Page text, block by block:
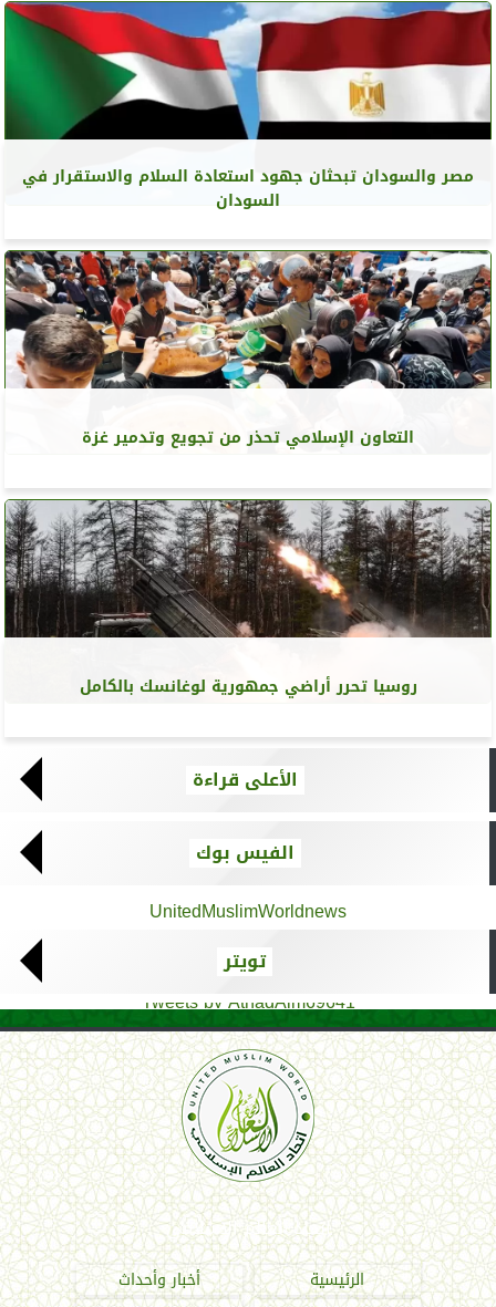
مصر والسودان تبحثان جهود استعادة السلام والاستقرار في
السودان
التعاون الإسلامي تحذر من تجويع وتدمير غزة
روسيا تحرر أراضي جمهورية لوغانسك بالكامل
الأعلى قراءة
الفيس بوك
UnitedMuslimWorldnews
تويتر
Tweets by AthadAlm69641
اتحاد العالم الإسلامي
الرئيسية
أخبار وأحداث